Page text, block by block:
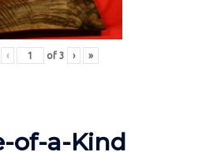
‹ of 3 › »
of-a-Kind